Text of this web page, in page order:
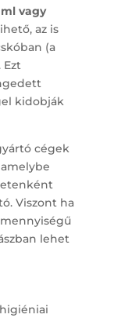
vagy
az is
(a
Ezt
kidobják
cégek
Viszont ha
lehet